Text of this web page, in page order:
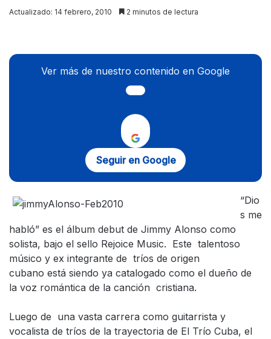
on
Actualizado: 14 febrero, 2010 2 minutos de lectura
Ver más de nuestro contenido en Google
Seguir en Google
“Dio
s me
habló” es el álbum debut de Jimmy Alonso como
solista, bajo el sello Rejoice Music. Este talentoso
músico y ex integrante de tríos de origen
cubano está siendo ya catalogado como el dueño de
la voz romántica de la canción cristiana.
Luego de una vasta carrera como guitarrista y
vocalista de tríos de la trayectoria de El Trío Cuba, el